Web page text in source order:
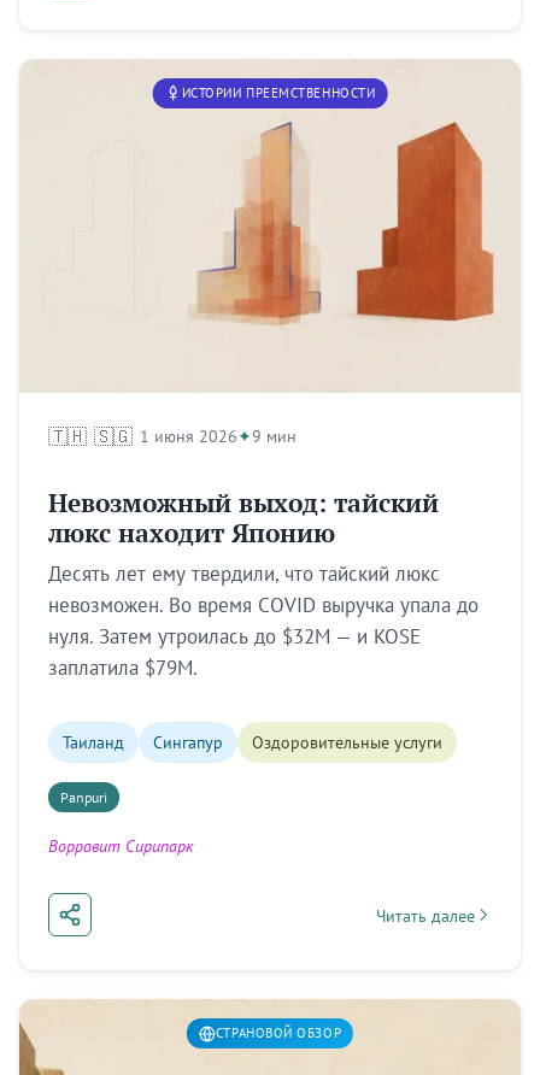
ИСТОРИИ ПРЕЕМСТВЕННОСТИ
🇹🇭 🇸🇬 1 июня 2026 9 мин
Невозможный выход: тайский
люкс находит Японию
Десять лет ему твердили, что тайский люкс
невозможен. Во время COVID выручка упала до
нуля. Затем утроилась до $32M — и KOSE
заплатила $79M.
Таиланд Сингапур Оздоровительные услуги
Panpuri
Ворравит Сирипарк
Читать далее
about Невозможный
СТРАНОВОЙ ОБЗОР